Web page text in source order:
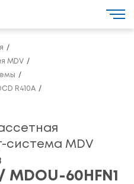
MDV
R410A
система MDV
MDOU-60HFN1